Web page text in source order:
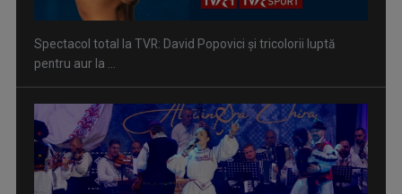
Spectacol total la TVR: David Popovici și tricolorii luptă
pentru aur la ...